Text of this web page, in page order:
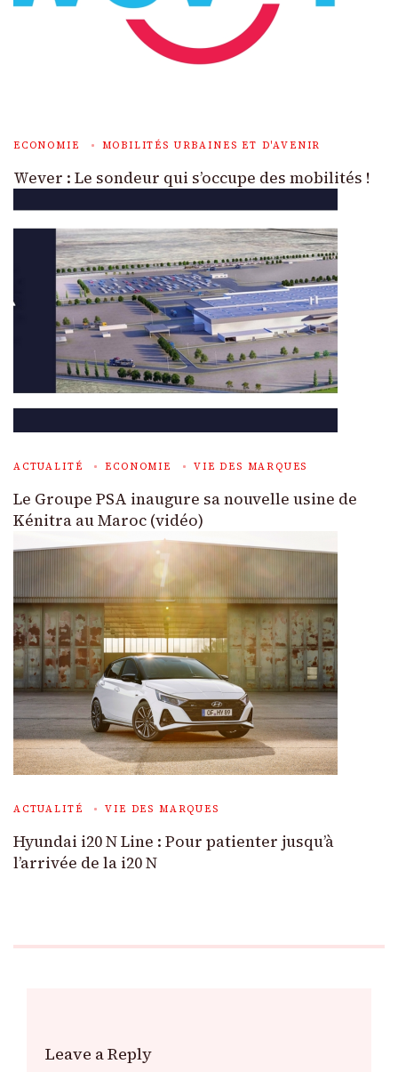
ECONOMIE MOBILITÉS URBAINES ET D'AVENIR
Wever : Le sondeur qui s’occupe des mobilités !
ACTUALITÉ ECONOMIE VIE DES MARQUES
Le Groupe PSA inaugure sa nouvelle usine de
Kénitra au Maroc (vidéo)
ACTUALITÉ VIE DES MARQUES
Hyundai i20 N Line : Pour patienter jusqu’à
l’arrivée de la i20 N
Leave a Reply